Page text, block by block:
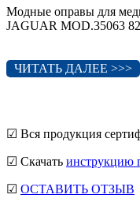
Модные оправы для
JAGUAR MOD.35063
ЧИТАТЬ ДАЛЕЕ >>>
☑ Вся продукция
☑ Скачать инструкцию
☑ ОСТАВИТЬ ОТЗЫВ